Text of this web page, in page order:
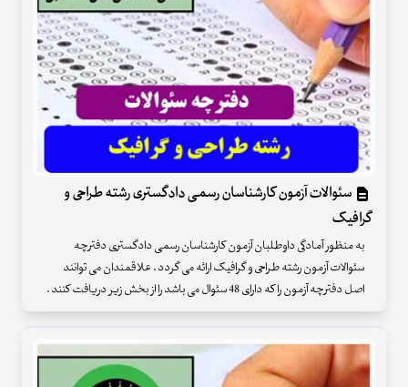
سئوالات آزمون کارشناسان رسمی دادگستری رشته طراحی و
گرافیک
به منظور آمادگی داوطلبان آزمون کارشناسان رسمی دادگستری دفترچه
سئوالات آزمون رشته طراحی و گرافیک ارائه می گردد . علاقمندان می توانند
اصل دفترچه آزمون را که دارای 48 سئوال می باشد را از بخش زیر دریافت کنند .